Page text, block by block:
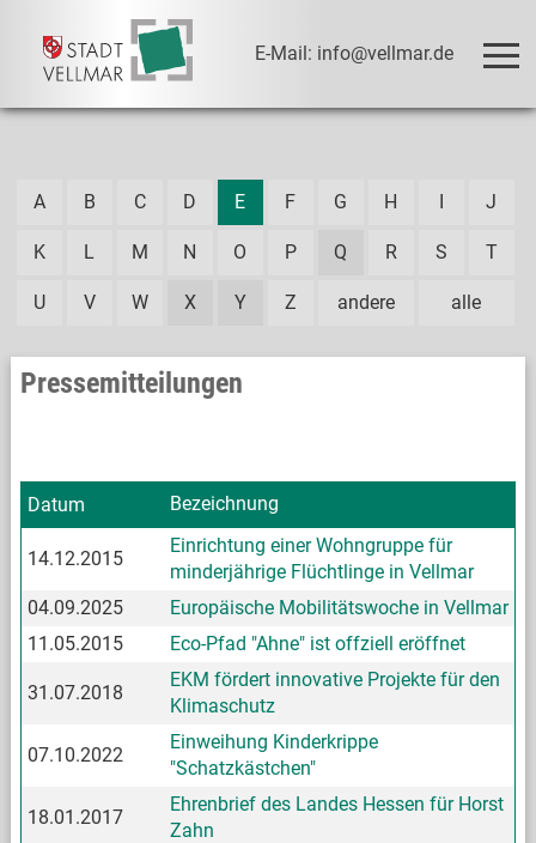
E-Mail: info@vellmar.de
alle
A B C D E F G H I J
K L M N O P Q R S T
U V W X Y Z andere
Pressemitteilungen
Datum Bezeichnung
14.12.2015
Einrichtung einer Wohngruppe für
minderjährige Flüchtlinge in Vellmar
04.09.2025
Europäische Mobilitätswoche in Vellmar
11.05.2015
Eco-Pfad "Ahne" ist offziell eröffnet
31.07.2018
EKM fördert innovative Projekte für den
Klimaschutz
07.10.2022
Einweihung Kinderkrippe
"Schatzkästchen"
18.01.2017
Ehrenbrief des Landes Hessen für Horst
Zahn